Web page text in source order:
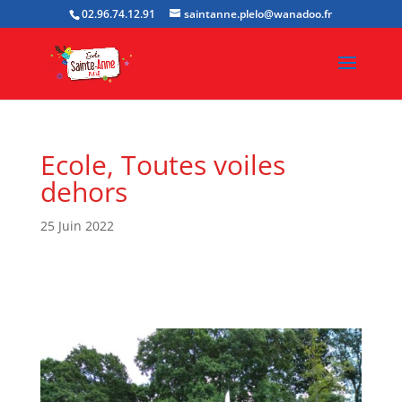
02.96.74.12.91 saintanne.plelo@wanadoo.fr
Ecole, Toutes voiles
dehors
25 Juin 2022